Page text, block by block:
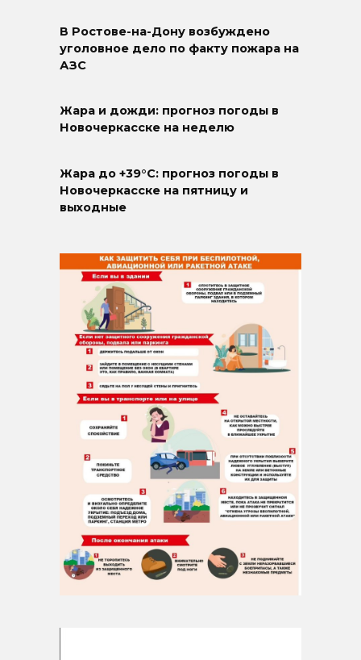
В Ростове-на-Дону возбуждено
уголовное дело по факту пожара на
АЗС
Жара и дожди: прогноз погоды в
Новочеркасске на неделю
Жара до +39°C: прогноз погоды в
Новочеркасске на пятницу и
выходные